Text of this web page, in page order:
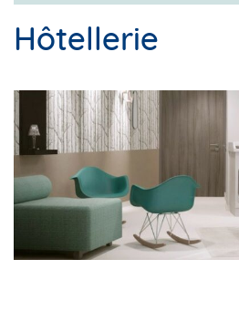
Hôtellerie